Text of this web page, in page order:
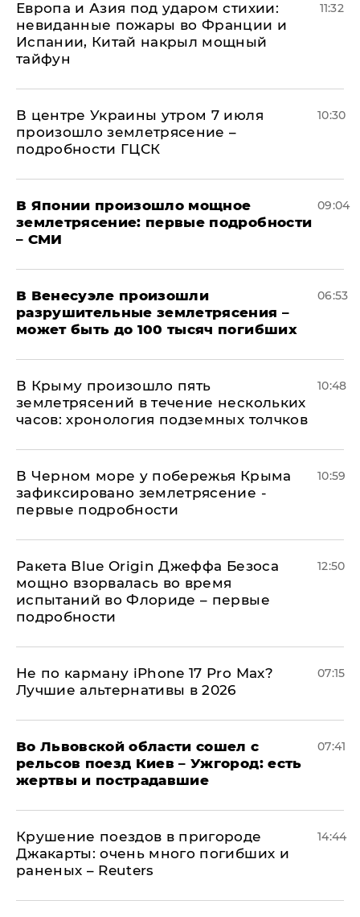
Европа и Азия под ударом стихии:
невиданные пожары во Франции и
Испании, Китай накрыл мощный
тайфун
11:32
В центре Украины утром 7 июля
произошло землетрясение –
подробности ГЦСК
10:30
В Японии произошло мощное
землетрясение: первые подробности
– СМИ
09:04
В Венесуэле произошли
разрушительные землетрясения –
может быть до 100 тысяч погибших
06:53
В Крыму произошло пять
землетрясений в течение нескольких
часов: хронология подземных толчков
10:48
В Черном море у побережья Крыма
зафиксировано землетрясение -
первые подробности
10:59
Ракета Blue Origin Джеффа Безоса
мощно взорвалась во время
испытаний во Флориде – первые
подробности
12:50
Не по карману iPhone 17 Pro Max?
Лучшие альтернативы в 2026
07:15
Во Львовской области сошел с
рельсов поезд Киев – Ужгород: есть
жертвы и пострадавшие
07:41
Крушение поездов в пригороде
Джакарты: очень много погибших и
раненых – Reuters
14:44